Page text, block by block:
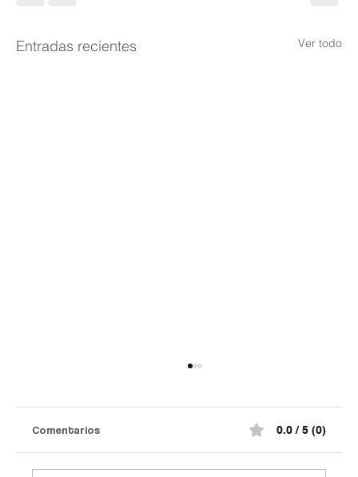
Entradas recientes Ver todo
Comentarios 0.0 / 5 (0)